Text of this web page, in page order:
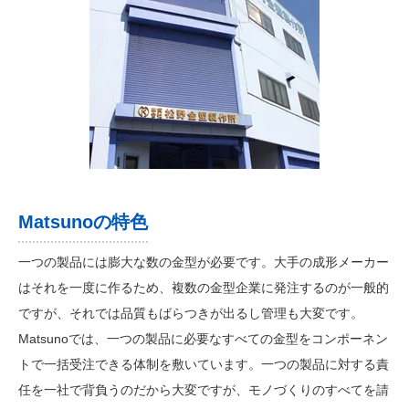
Matsunoの特色
一つの製品には膨大な数の金型が必要です。大手の成形メーカー
はそれを一度に作るため、複数の金型企業に発注するのが一般的
ですが、それでは品質もばらつきが出るし管理も大変です。
Matsunoでは、一つの製品に必要なすべての金型をコンポーネン
トで一括受注できる体制を敷いています。一つの製品に対する責
任を一社で背負うのだから大変ですが、モノづくりのすべてを請